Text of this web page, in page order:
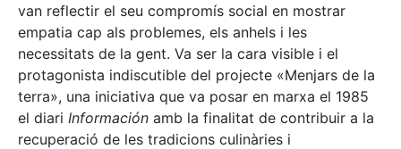
van reflectir el seu compromís social en mostrar
empatia cap als problemes, els anhels i les
necessitats de la gent. Va ser la cara visible i el
protagonista indiscutible del projecte «Menjars de la
terra», una iniciativa que va posar en marxa el 1985
el diari Información amb la finalitat de contribuir a la
recuperació de les tradicions culinàries i